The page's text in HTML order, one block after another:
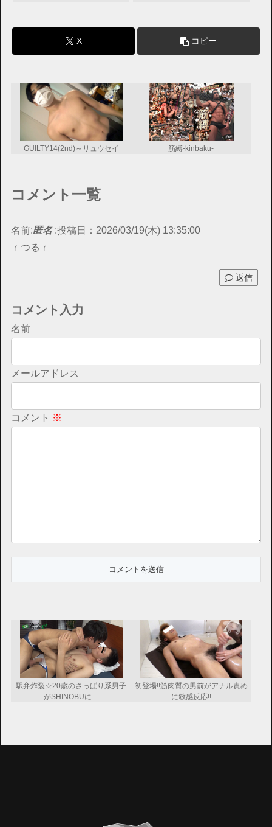
X コピー
GUILTY14(2nd)～リュウセイ 筋縛-kinbaku-
コメント一覧
名前:匿名:投稿日：2026/03/19(木) 13:35:00
ｒつるｒ
返信
コメント入力
名前
メールアドレス
コメント ※
駅弁炸裂☆20歳のさっぱり系男子
がSHINOBUに…
初登場!!筋肉質の男前がアナル責め
に敏感反応!!